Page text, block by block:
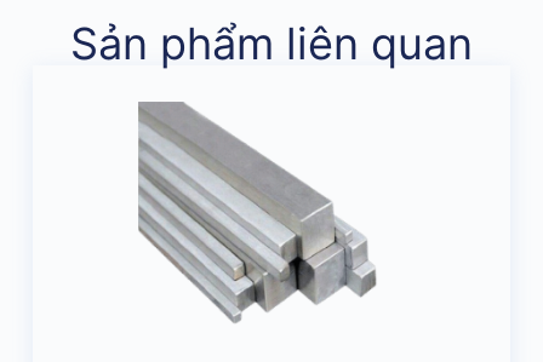
Sản phẩm liên quan